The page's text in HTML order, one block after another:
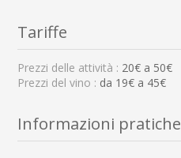
Tariffe
Prezzi delle attività : 20€ a 50€
Prezzi del vino : da 19€ a 45€
Informazioni pratiche